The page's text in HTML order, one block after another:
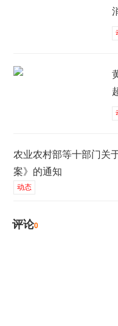
农业农村部等十部门关
案》的通知
动态
评论0